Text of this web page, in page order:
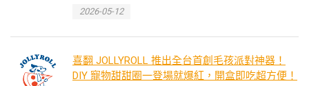
2026-05-12
喜翻 JOLLYROLL 推出全台首創毛孩派對神器！
DIY 寵物甜甜圈一登場就爆紅，開盒即吃超方便！